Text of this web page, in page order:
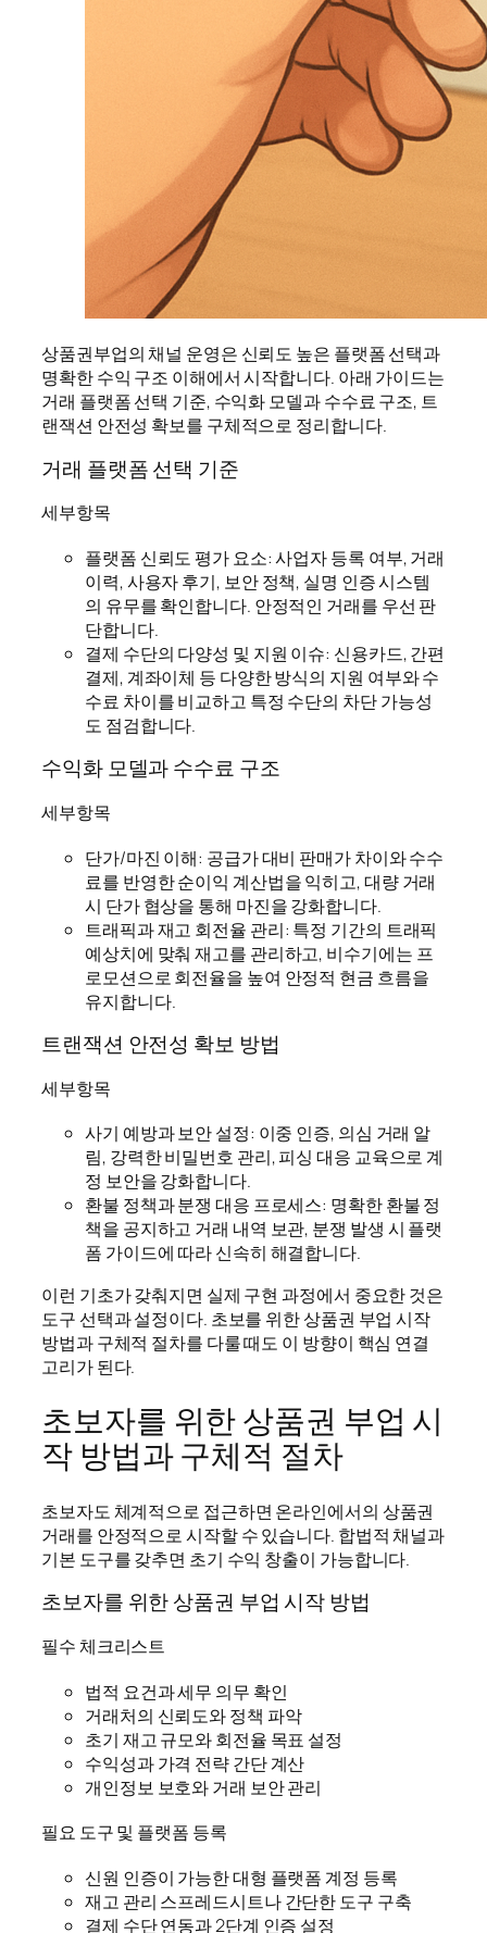
상품권부업의 채널 운영은 신뢰도 높은 플랫폼 선택과
명확한 수익 구조 이해에서 시작합니다. 아래 가이드는
거래 플랫폼 선택 기준, 수익화 모델과 수수료 구조, 트
랜잭션 안전성 확보를 구체적으로 정리합니다.
거래 플랫폼 선택 기준
세부항목
플랫폼 신뢰도 평가 요소: 사업자 등록 여부, 거래
이력, 사용자 후기, 보안 정책, 실명 인증 시스템
의 유무를 확인합니다. 안정적인 거래를 우선 판
단합니다.
결제 수단의 다양성 및 지원 이슈: 신용카드, 간편
결제, 계좌이체 등 다양한 방식의 지원 여부와 수
수료 차이를 비교하고 특정 수단의 차단 가능성
도 점검합니다.
수익화 모델과 수수료 구조
세부항목
단가/마진 이해: 공급가 대비 판매가 차이와 수수
료를 반영한 순이익 계산법을 익히고, 대량 거래
시 단가 협상을 통해 마진을 강화합니다.
트래픽과 재고 회전율 관리: 특정 기간의 트래픽
예상치에 맞춰 재고를 관리하고, 비수기에는 프
로모션으로 회전율을 높여 안정적 현금 흐름을
유지합니다.
트랜잭션 안전성 확보 방법
세부항목
사기 예방과 보안 설정: 이중 인증, 의심 거래 알
림, 강력한 비밀번호 관리, 피싱 대응 교육으로 계
정 보안을 강화합니다.
환불 정책과 분쟁 대응 프로세스: 명확한 환불 정
책을 공지하고 거래 내역 보관, 분쟁 발생 시 플랫
폼 가이드에 따라 신속히 해결합니다.
이런 기초가 갖춰지면 실제 구현 과정에서 중요한 것은
도구 선택과 설정이다. 초보를 위한 상품권 부업 시작
방법과 구체적 절차를 다룰 때도 이 방향이 핵심 연결
고리가 된다.
초보자를 위한 상품권 부업 시
작 방법과 구체적 절차
초보자도 체계적으로 접근하면 온라인에서의 상품권
거래를 안정적으로 시작할 수 있습니다. 합법적 채널과
기본 도구를 갖추면 초기 수익 창출이 가능합니다.
초보자를 위한 상품권 부업 시작 방법
필수 체크리스트
법적 요건과 세무 의무 확인
거래처의 신뢰도와 정책 파악
초기 재고 규모와 회전율 목표 설정
수익성과 가격 전략 간단 계산
개인정보 보호와 거래 보안 관리
필요 도구 및 플랫폼 등록
신원 인증이 가능한 대형 플랫폼 계정 등록
재고 관리 스프레드시트나 간단한 도구 구축
결제 수단 연동과 2단계 인증 설정